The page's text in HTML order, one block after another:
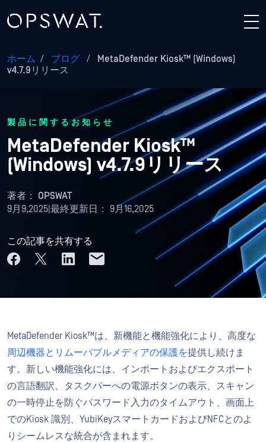
ホーム / ブログ /
MetaDefender Kiosk™ (Windows)
v4.7.9リリース
製品に関するお知らせ
MetaDefender Kiosk™
(Windows) v4.7.9リリース
著者： OPSWAT
9月9,2025 最終更新日： 9月16,2025
この記事を共有する
MetaDefender Kiosk™は、新機能と機能強化により、高度な
周辺機器とリムーバブルメディアの保護を提供し続けま
す。新しい機能強化には、インポートおよびエクスポート
の言語翻訳、タスクバーへの電源ボタンの表示、スキャン
の一時停止を防ぐパスワード入力のタイムアウト、画面上
でのKiosk 識別、YubiKeyスマートカードおよびNFCとのよ
りシームレスな統合が含まれます。